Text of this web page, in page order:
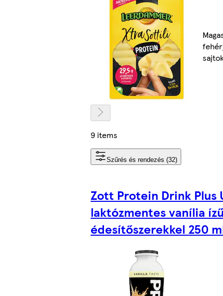
9 items
Szűrés és rendezés (32)
Zott Protein Drink Plus
laktózmentes vanília
édesítőszerekkel 250